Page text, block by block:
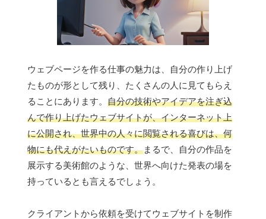
ウェブページを作る仕事の魅力は、自分の作り上げ
たものが形として残り、たくさんの人に見てもらえ
ることにあります。 自分の技術やアイデアを注ぎ込
んで作り上げたウェブサイトが、インターネット上
に公開され、世界中の人々に閲覧される喜びは、何
物にも代えがたいものです。まるで、自分の作品を
展示する美術館のような、世界へ向けた発表の場を
持っているとも言えるでしょう。
クライアントから依頼を受けてウェブサイトを制作